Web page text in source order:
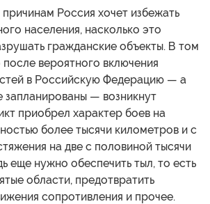
Россия хочет избежать
населения, насколько это
гражданские объекты. В том
вероятного включения
в Российскую Федерацию — а
— возникнут
приобрел характер боев на
более тысячи километров и с
на две с половиной тысячи
еще нужно обеспечить тыл, то есть
области, предотвратить
сопротивления и прочее.